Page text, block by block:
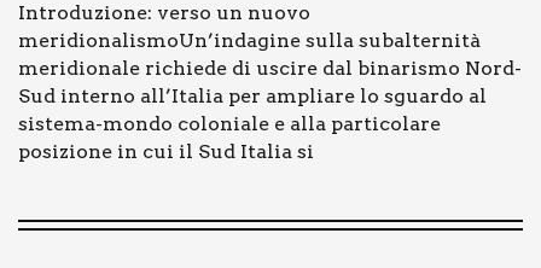
Introduzione: verso un nuovo
meridionalismoUn’indagine sulla subalternità
meridionale richiede di uscire dal binarismo Nord-
Sud interno all’Italia per ampliare lo sguardo al
sistema-mondo coloniale e alla particolare
posizione in cui il Sud Italia si